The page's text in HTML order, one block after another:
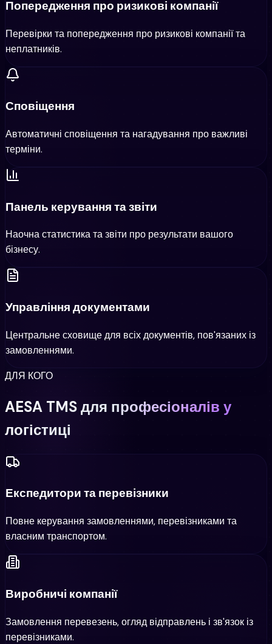
Попередження про ризикові компанії
Перевірки та попередження про ризикові компанії та
неплатників.
Сповіщення
Автоматичні сповіщення та нагадування про важливі
терміни.
Панель керування та звіти
Наочна статистика та звіти про результати вашого
бізнесу.
Управління документами
Центральне сховище для всіх документів, пов'язаних із
замовленнями.
ДЛЯ КОГО
AESA TMS для професіоналів у
логістиці
Експедитори та перевізники
Повне керування замовленнями, перевізниками та
власним транспортом.
Виробничі компанії
Замовлення перевезень, огляд відправлень і зв'язок із
перевізниками.